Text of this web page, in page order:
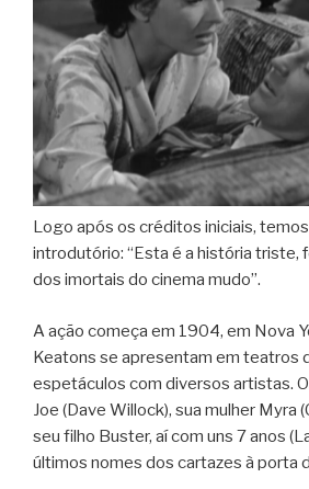
Logo após os créditos iniciais,
introdutório: “Esta é a história triste,
dos imortais do cinema mudo”.
A ação começa em 1904, em Nova
Keatons se apresentam em teatros
espetáculos com diversos artistas.
Joe (Dave Willock), sua mulher Myra
seu filho Buster, aí com uns 7 anos
últimos nomes dos cartazes à porta